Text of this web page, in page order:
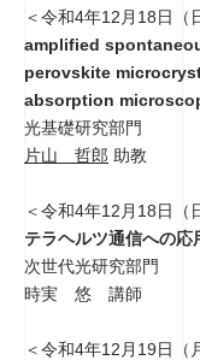
＜令和4年12月18日
amplified
perovskite
absorption
光基礎研究部門
片山 哲郎 助教
＜令和4年12月18日
テラヘルツ通信への応
次世代光研究部門
時実 悠 講師
＜令和4年12月19日（